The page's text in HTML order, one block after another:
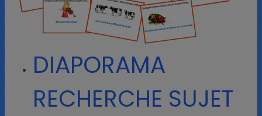
DIAPORAMA
RECHERCHE SUJET